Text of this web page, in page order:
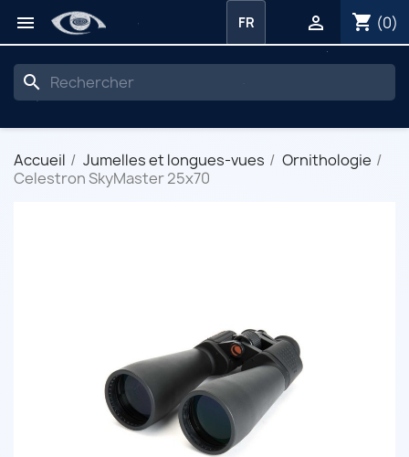
 shopping_cart (0)

FR
search
Accueil Jumelles et longues-vues
Ornithologie
Celestron SkyMaster 25x70